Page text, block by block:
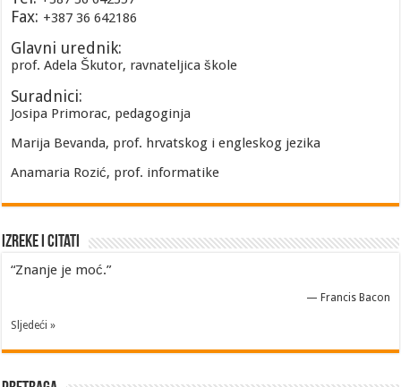
Fax: +387 36 642186
Glavni urednik:
prof. Adela Škutor, ravnateljica škole
Suradnici:
Josipa Primorac, pedagoginja
Marija Bevanda, prof. hrvatskog i engleskog jezika
Anamaria Rozić, prof. informatike
Izreke i Citati
“Znanje je moć.”
— Francis Bacon
Sljedeći »